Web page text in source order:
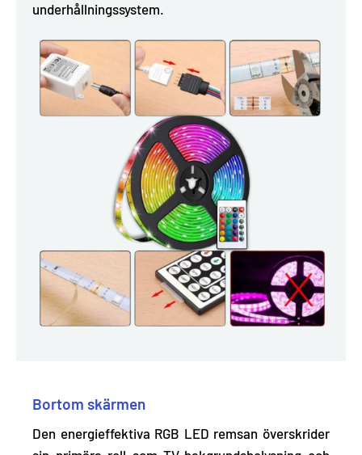
underhållningssystem.
Bortom skärmen
Den energieffektiva RGB LED remsan överskrider